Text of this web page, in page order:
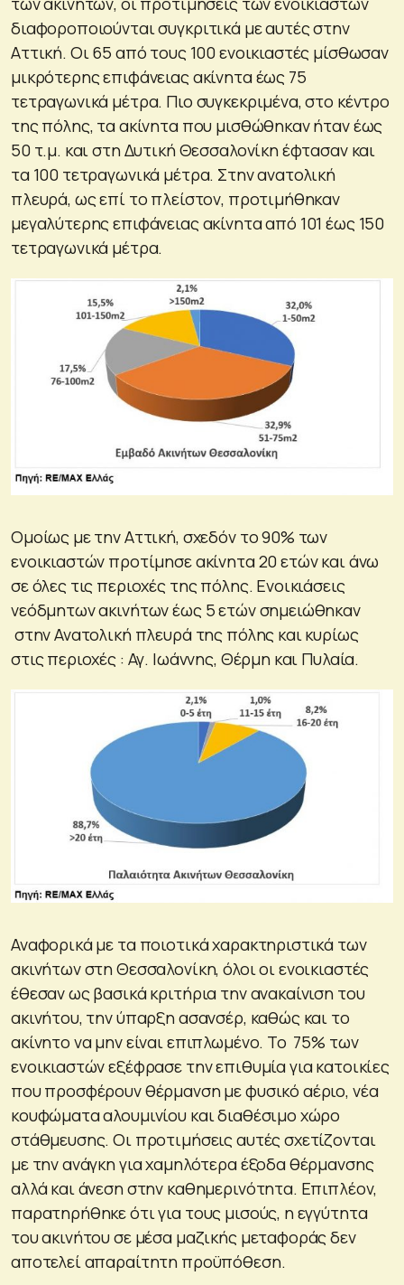
διαφοροποιούνται συγκριτικά με αυτές στην
Αττική. Οι 65 από τους 100 ενοικιαστές μίσθωσαν
μικρότερης επιφάνειας ακίνητα έως 75
τετραγωνικά μέτρα. Πιο συγκεκριμένα, στο κέντρο
της πόλης, τα ακίνητα που μισθώθηκαν ήταν έως
50 τ.μ. και στη Δυτική Θεσσαλονίκη έφτασαν και
τα 100 τετραγωνικά μέτρα. Στην ανατολική
πλευρά, ως επί το πλείστον, προτιμήθηκαν
μεγαλύτερης επιφάνειας ακίνητα από 101 έως 150
τετραγωνικά μέτρα.
Ομοίως με την Αττική, σχεδόν το 90% των
ενοικιαστών προτίμησε ακίνητα 20 ετών και άνω
σε όλες τις περιοχές της πόλης. Ενοικιάσεις
νεόδμητων ακινήτων έως 5 ετών σημειώθηκαν
στην Ανατολική πλευρά της πόλης και κυρίως
στις περιοχές : Αγ. Ιωάννης, Θέρμη και Πυλαία.
Αναφορικά με τα ποιοτικά χαρακτηριστικά των
ακινήτων στη Θεσσαλονίκη, όλοι οι ενοικιαστές
έθεσαν ως βασικά κριτήρια την ανακαίνιση του
ακινήτου, την ύπαρξη ασανσέρ, καθώς και το
ακίνητο να μην είναι επιπλωμένο. Το 75% των
ενοικιαστών εξέφρασε την επιθυμία για κατοικίες
που προσφέρουν θέρμανση με φυσικό αέριο, νέα
κουφώματα αλουμινίου και διαθέσιμο χώρο
στάθμευσης. Οι προτιμήσεις αυτές σχετίζονται
με την ανάγκη για χαμηλότερα έξοδα θέρμανσης
αλλά και άνεση στην καθημερινότητα. Επιπλέον,
παρατηρήθηκε ότι για τους μισούς, η εγγύτητα
του ακινήτου σε μέσα μαζικής μεταφοράς δεν
αποτελεί απαραίτητη προϋπόθεση.